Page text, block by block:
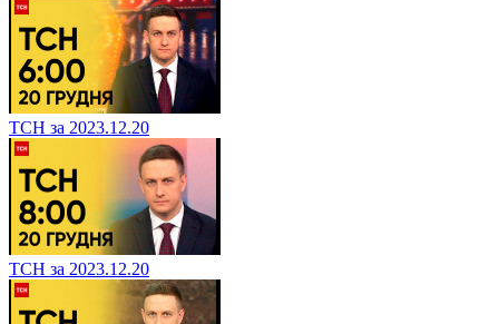
ТСН за 2023.12.20
ТСН за 2023.12.20